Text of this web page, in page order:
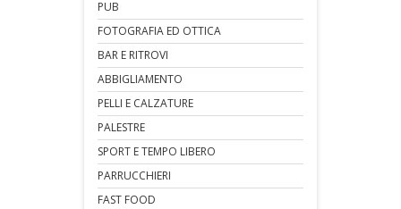
PUB
FOTOGRAFIA ED OTTICA
BAR E RITROVI
ABBIGLIAMENTO
PELLI E CALZATURE
PALESTRE
SPORT E TEMPO LIBERO
PARRUCCHIERI
FAST FOOD